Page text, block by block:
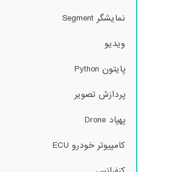
نمایشگر Segment
ویدیو
پایتون Python
پردازش تصویر
پهپاد Drone
کامپیوتر خودرو ECU